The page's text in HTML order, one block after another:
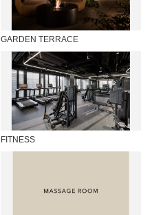
GARDEN TERRACE
FITNESS